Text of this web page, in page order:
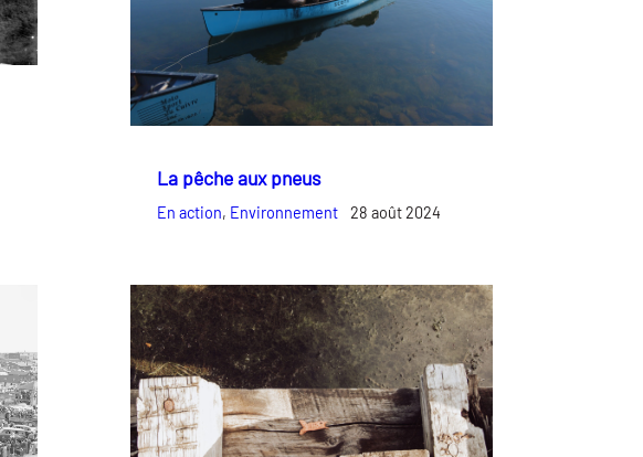
La pêche aux pneus
En action, Environnement 28 août 2024